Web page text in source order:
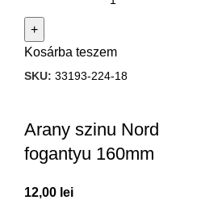
Kosárba teszem
SKU: 33193-224-18
Arany szinu Nord
fogantyu 160mm
12,00 lei